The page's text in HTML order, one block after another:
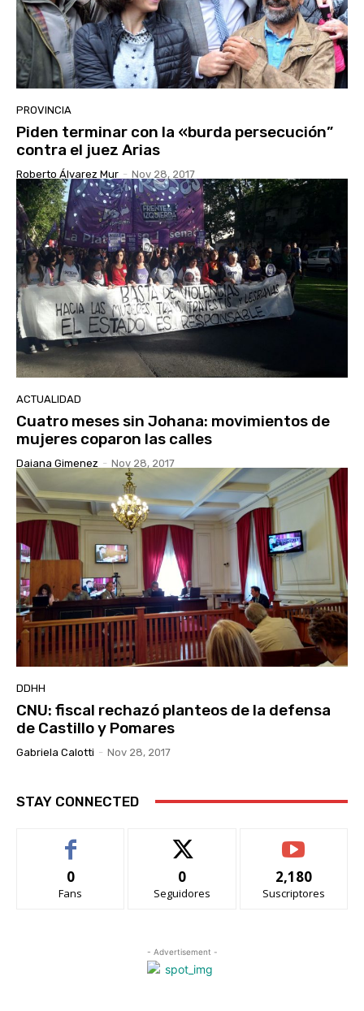
PROVINCIA
Piden terminar con la «burda persecución”
contra el juez Arias
Roberto Álvarez Mur - Nov 28, 2017
ACTUALIDAD
Cuatro meses sin Johana: movimientos de
mujeres coparon las calles
Daiana Gimenez - Nov 28, 2017
DDHH
CNU: fiscal rechazó planteos de la defensa
de Castillo y Pomares
Gabriela Calotti - Nov 28, 2017
STAY CONNECTED
0
Fans
0
Seguidores
2,180
Suscriptores
- Advertisement -